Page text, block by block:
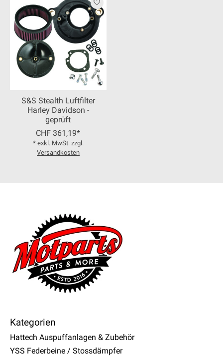
S&S Stealth Luftfilter
Harley Davidson -
geprüft
CHF 361,19*
* exkl. MwSt. zzgl.
Versandkosten
Kategorien
Hattech Auspuffanlagen & Zubehör
YSS Federbeine / Stossdämpfer